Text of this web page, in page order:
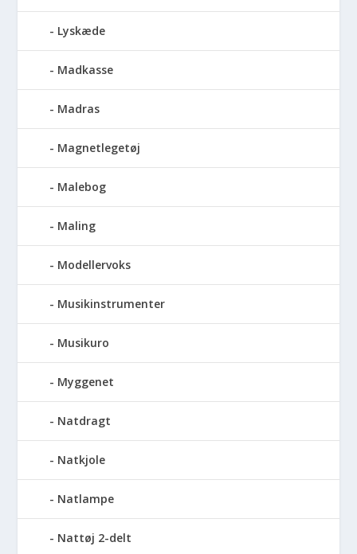
Lyskæde
Madkasse
Madras
Magnetlegetøj
Malebog
Maling
Modellervoks
Musikinstrumenter
Musikuro
Myggenet
Natdragt
Natkjole
Natlampe
Nattøj 2-delt